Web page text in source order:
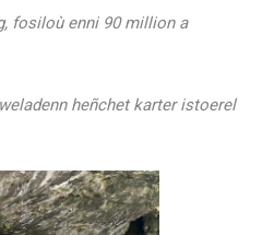
fosiloù enni 90 million a
heñchet karter istoerel